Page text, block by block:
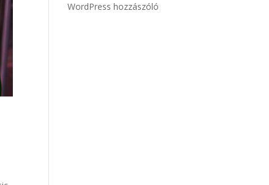
WordPress hozzászóló